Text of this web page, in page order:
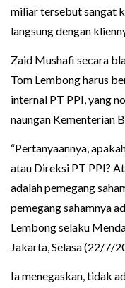
miliar tersebut sangat
langsung dengan
Zaid Mushafi secara
Tom Lembong harus
internal PT PPI, yang
naungan Kementerian
“Pertanyaannya,
atau Direksi PT PPI?
adalah pemegang
pemegang sahamnya
Lembong selaku
Jakarta, Selasa (22/7/
Ia menegaskan, tidak